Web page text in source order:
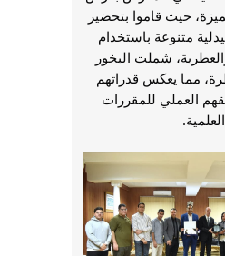
حيث قاموا بتحضير
متنوعة باستخدام
شملت البخور
مما يعكس قدراتهم
العملي للمقررات
العلمية.